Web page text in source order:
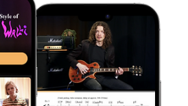
Ilmaiseksi